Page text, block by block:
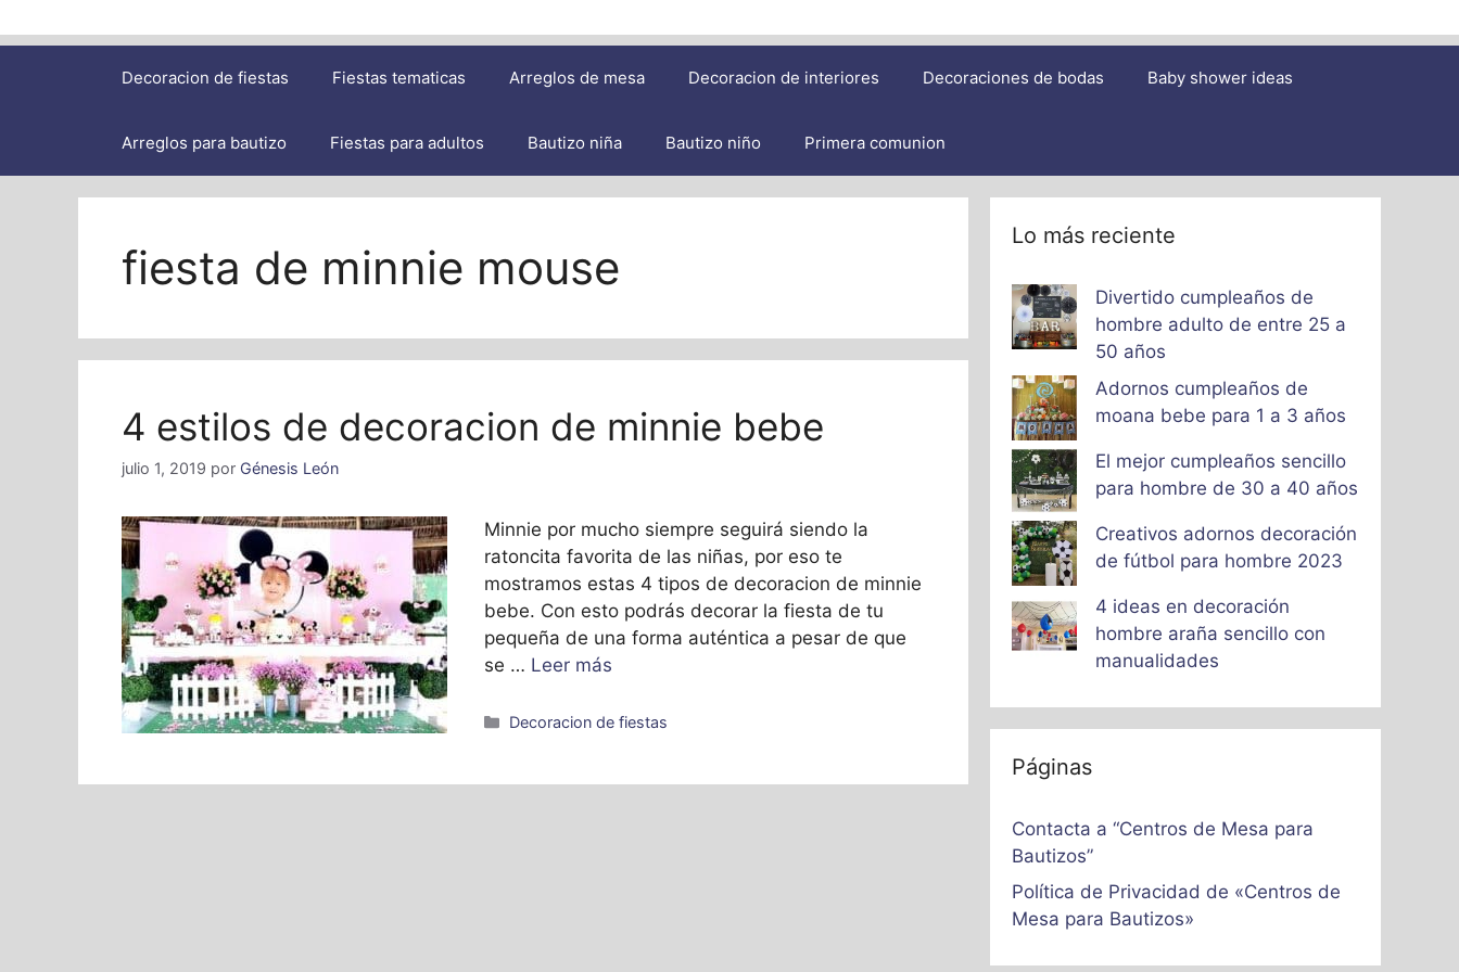
Decoracion de fiestas Fiestas tematicas Arreglos de mesa Decoracion de interiores Decoraciones de bodas Baby shower ideas
Arreglos para bautizo Fiestas para adultos Bautizo niña Bautizo niño Primera comunion
fiesta de minnie mouse
4 estilos de decoracion de minnie bebe
julio 1, 2019 por Génesis León
Minnie por mucho siempre seguirá siendo la
ratoncita favorita de las niñas, por eso te
mostramos estas 4 tipos de decoracion de minnie
bebe. Con esto podrás decorar la fiesta de tu
pequeña de una forma auténtica a pesar de que
se … Leer más
Categorías
Decoracion de fiestas
Lo más reciente
Divertido cumpleaños de
hombre adulto de entre 25 a
50 años
Adornos cumpleaños de
moana bebe para 1 a 3 años
El mejor cumpleaños sencillo
para hombre de 30 a 40 años
Creativos adornos decoración
de fútbol para hombre 2023
4 ideas en decoración
hombre araña sencillo con
manualidades
Páginas
Contacta a “Centros de Mesa para
Bautizos”
Política de Privacidad de «Centros de
Mesa para Bautizos»